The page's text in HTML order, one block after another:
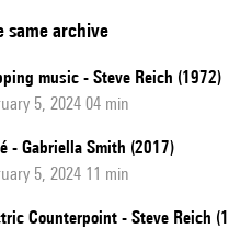
same archive
music - Steve Reich (1972)
5, 2024 04 min
- Gabriella Smith (2017)
5, 2024 11 min
Counterpoint - Steve Reich